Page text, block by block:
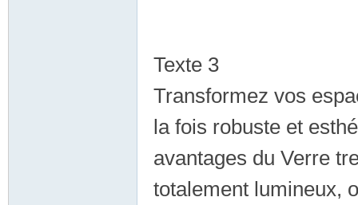
Texte 3
Transformez vos
la fois robuste et
avantages du Verre
totalement lumineux,